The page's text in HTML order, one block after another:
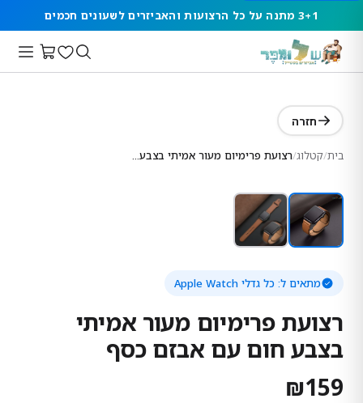
3+1 מתנה על כל הרצועות והאביזרים לשעונים חכמים
חזרה
בית/קטלוג/ רצועת פרימיום מעור אמיתי בצבע חום עם אבזם כסף
מתאים ל: כל גדלי Apple Watch
רצועת פרימיום מעור אמיתי
בצבע חום עם אבזם כסף
₪159